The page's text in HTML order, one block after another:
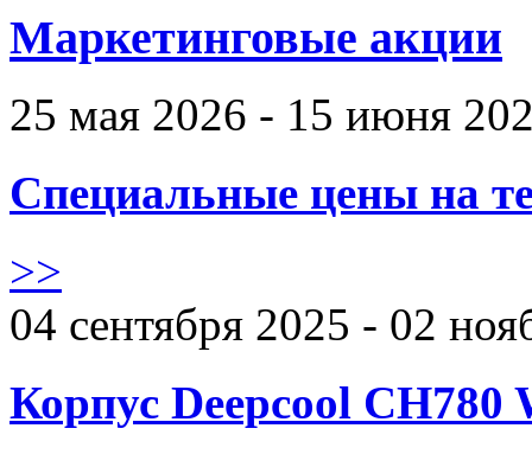
Маркетинговые акции
25 мая 2026 - 15 июня
Специальные цены на
>>
04 сентября 2025 - 02
Корпус Deepcool CH780